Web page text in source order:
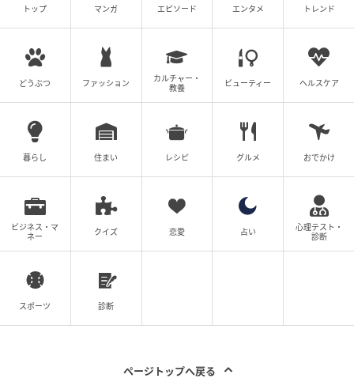
ウーマンエキサイト
ウーマンエキサイト
トップ マンガ エピソード エンタメ トレンド
どうぶつ ファッション
カルチャー・
教養
ビューティー ヘルスケア
暮らし 住まい レシピ グルメ おでかけ
ビジネス・マ
ネー
クイズ 恋愛 占い
心理テスト・
診断
スポーツ 診断
ページトップへ戻る